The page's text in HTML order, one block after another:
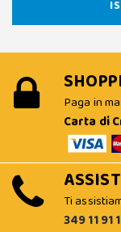
Paga in
Carta di
Ti
349 11 91